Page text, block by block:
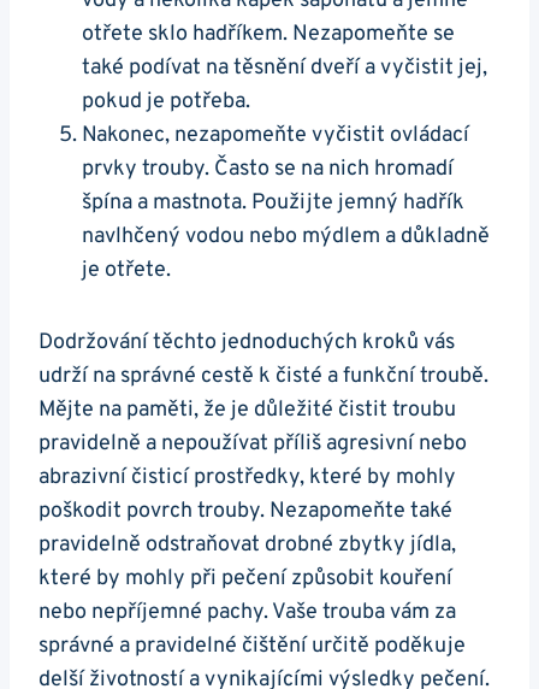
otřete sklo hadříkem. Nezapomeňte se
také podívat na těsnění dveří a vyčistit jej,
pokud je potřeba.
Nakonec, nezapomeňte vyčistit ovládací
prvky trouby. Často se na nich hromadí
špína a mastnota. Použijte jemný hadřík
navlhčený vodou nebo mýdlem a důkladně
je otřete.
Dodržování těchto jednoduchých ‌kroků vás
udrží na správné cestě k čisté ⁢a ⁣funkční troubě.
Mějte na paměti, ⁢že je důležité čistit⁢ troubu
pravidelně a nepoužívat příliš agresivní nebo
abrazivní čisticí prostředky, které by mohly
poškodit povrch ‌trouby. ⁤Nezapomeňte také
pravidelně ⁣odstraňovat drobné zbytky jídla,
které by mohly při⁢ pečení způsobit kouření
nebo nepříjemné pachy. Vaše trouba vám za
správné a pravidelné ⁣čištění určitě poděkuje
delší životností a vynikajícími výsledky pečení.